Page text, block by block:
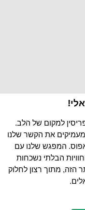
למקום של הלב.
את הקשר שלנו
המפגש שלנו עם
הבלתי נשכחות
הזה, מתוך רצון לחלוק